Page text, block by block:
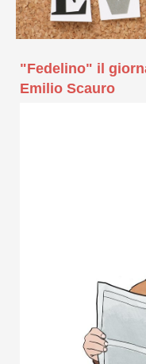
"Fedelino" il
Emilio Scauro